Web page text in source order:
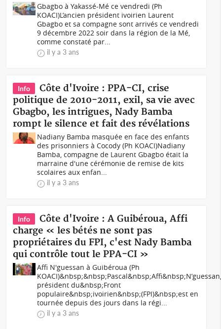
Gbagbo à Yakassé-Mé ce vendredi (Ph
KOACI)L’ancien président ivoirien Laurent
Gbagbo et sa compagne sont arrivés ce vendredi
9 décembre 2022 soir dans la région de la Mé,
comme constaté par...
il y a 3 ans
Info
Côte d'Ivoire : PPA-CI, crise
politique de 2010-2011, exil, sa vie avec
Gbagbo, les intrigues, Nady Bamba
rompt le silence et fait des révélations
Nadiany Bamba masquée en face des enfants
des prisonniers à Cocody (Ph KOACI)Nadiany
Bamba, compagne de Laurent Gbagbo était la
marraine d'une cérémonie de remise de kits
scolaires aux enfan...
il y a 3 ans
Info
Côte d'Ivoire : A Guibéroua, Affi
charge « les bétés ne sont pas
propriétaires du FPI, c'est Nady Bamba
qui contrôle tout le PPA-CI »
Affi N'guessan à Guibéroua (Ph
président du&nbsp;Front
populaire&nbsp;ivoirien&nbsp;(FPI)&nbsp;est en
tournée depuis des jours dans la régi...
il y a 3 ans